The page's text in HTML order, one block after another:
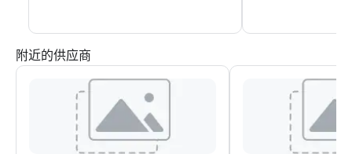
的轮对轮赛车，而且
比赛时，可以浏览我
车纪念品，包括著名
亲笔签名的物品和精
附近的供应商